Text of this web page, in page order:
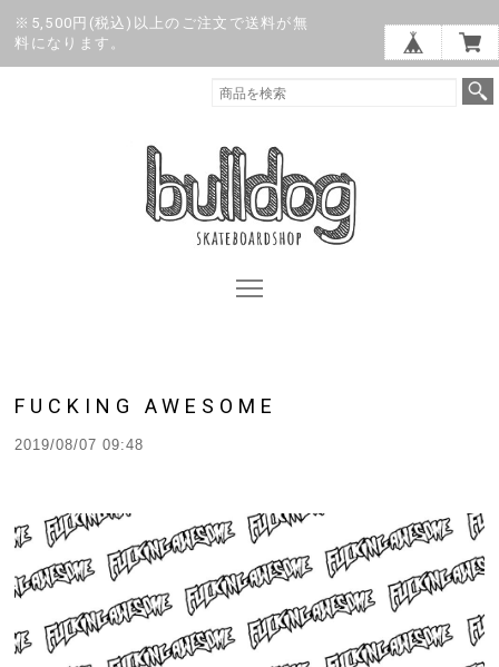
※5,500円(税込)以上のご注文で送料が無
料になります。
FUCKING AWESOME
2019/08/07 09:48